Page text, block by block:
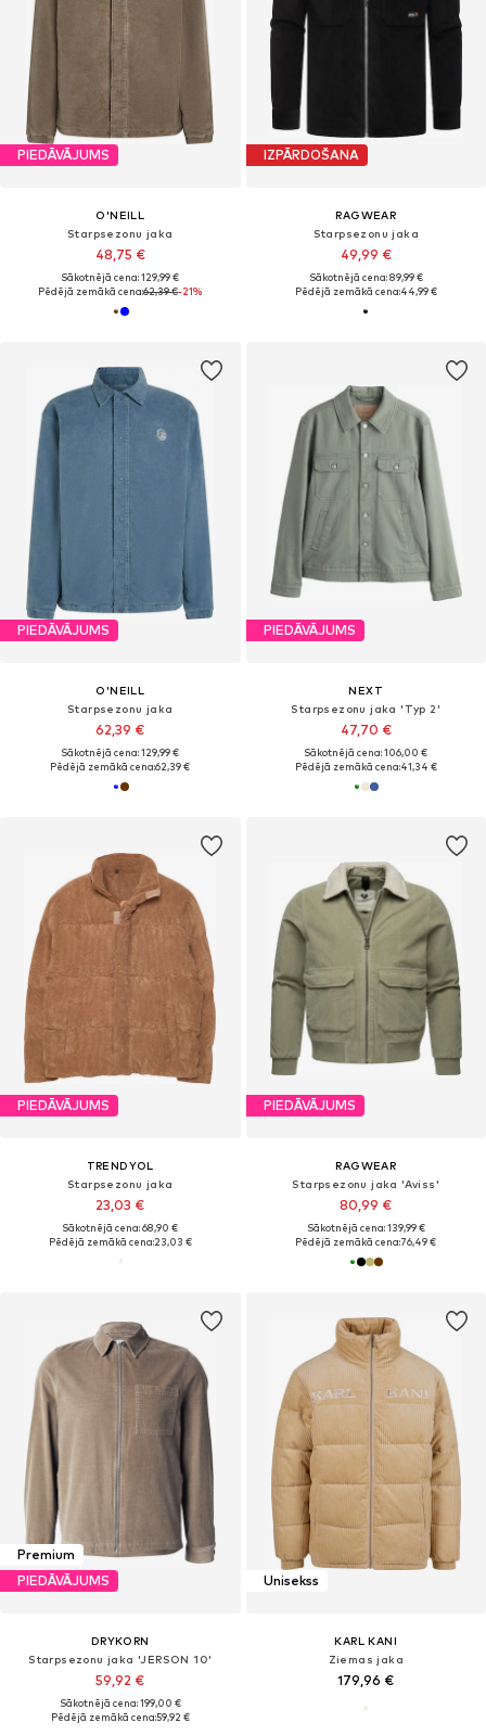
PIEDĀVĀJUMS
O'NEILL
Starpsezonu jaka
48,75 €
Sākotnējā cena: 129,99 €
Pēdējā zemākā cena:62,39 €-21%
IZPĀRDOŠANA
RAGWEAR
Starpsezonu jaka
49,99 €
Sākotnējā cena: 89,99 €
Pēdējā zemākā cena:44,99 €
PIEDĀVĀJUMS
O'NEILL
Starpsezonu jaka
62,39 €
Sākotnējā cena: 129,99 €
Pēdējā zemākā cena:62,39 €
PIEDĀVĀJUMS
NEXT
Starpsezonu jaka 'Typ 2'
47,70 €
Sākotnējā cena: 106,00 €
Pēdējā zemākā cena:41,34 €
PIEDĀVĀJUMS
TRENDYOL
Starpsezonu jaka
23,03 €
Sākotnējā cena: 68,90 €
Pēdējā zemākā cena:23,03 €
PIEDĀVĀJUMS
RAGWEAR
Starpsezonu jaka 'Aviss'
80,99 €
Sākotnējā cena: 139,99 €
Pēdējā zemākā cena:76,49 €
Premium
PIEDĀVĀJUMS
DRYKORN
Starpsezonu jaka 'JERSON 10'
59,92 €
Sākotnējā cena: 199,00 €
Pēdējā zemākā cena:59,92 €
Unisekss
KARL KANI
Ziemas jaka
179,96 €